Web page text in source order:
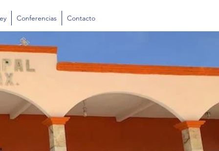
Conferencias Contacto